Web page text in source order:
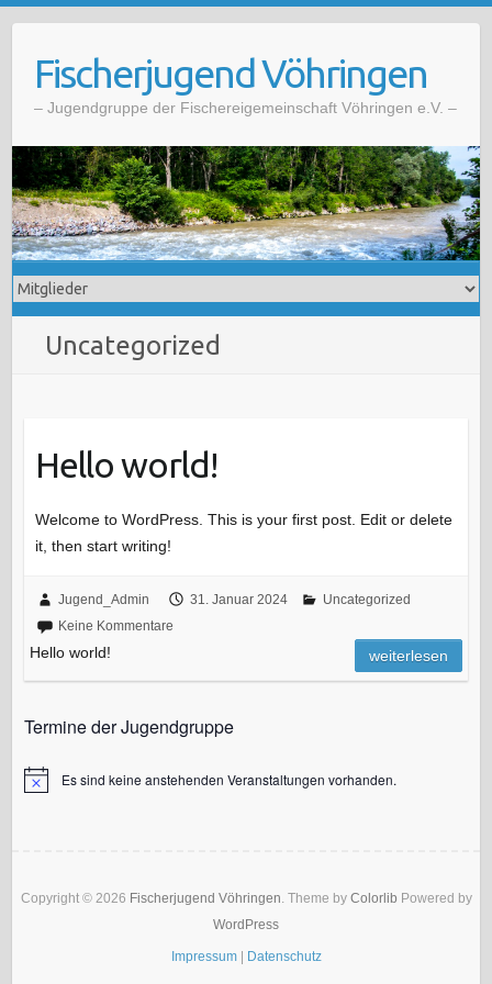
contentFischerjugend Vöhringen
– Jugendgruppe der Fischereigemeinschaft Vöhringen e.V. –
Uncategorized
Hello world!
Welcome to WordPress. This is your first post. Edit or delete
it, then start writing!
Jugend_Admin 31. Januar 2024
Uncategorized
Keine Kommentare
Hello world! weiterlesen
Termine der Jugendgruppe
H
s
Es sind keine anstehenden Veranstaltungen vorhanden.
Copyright © 2026 Fischerjugend Vöhringen . Theme by Colorlib Powered by
WordPress
Impressum| Datenschutz